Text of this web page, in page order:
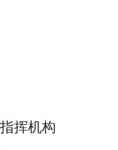
挥机构